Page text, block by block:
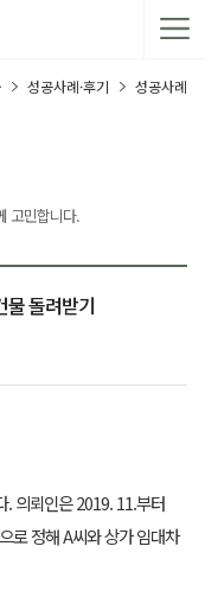
성공사례·후기 성공사례
고민합니다.
물 돌려받기
. 의뢰인은 2019. 11.부터
로 정해 A씨와 상가 임대차